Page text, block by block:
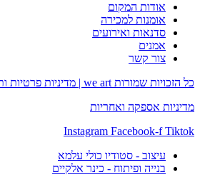
אודות המקום
אומנות למכירה
סדנאות ואירועים
אמנים
צור קשר
כל הזכויות שמורות we art |
מדיניות פרטיות
מדיניות אספקה ואחריות
Instagram Facebook-f Tiktok
עיצוב - סטודיו כולי עלמא
בנייה ופיתוח - כינר אלקיים